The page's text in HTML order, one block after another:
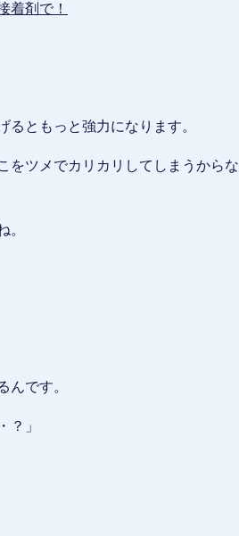
着剤で！
ともっと強力になります。
をツメでカリカリしてしまうからな
。
んです。
？」